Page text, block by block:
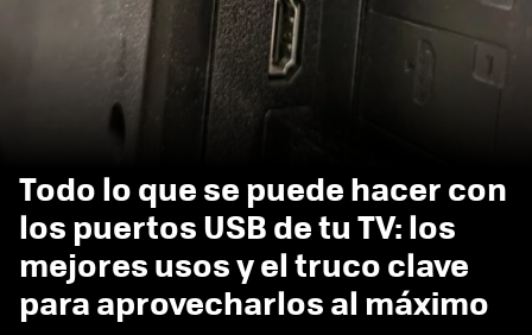
Todo lo que se puede hacer con
los puertos USB de tu TV: los
mejores usos y el truco clave
para aprovecharlos al máximo